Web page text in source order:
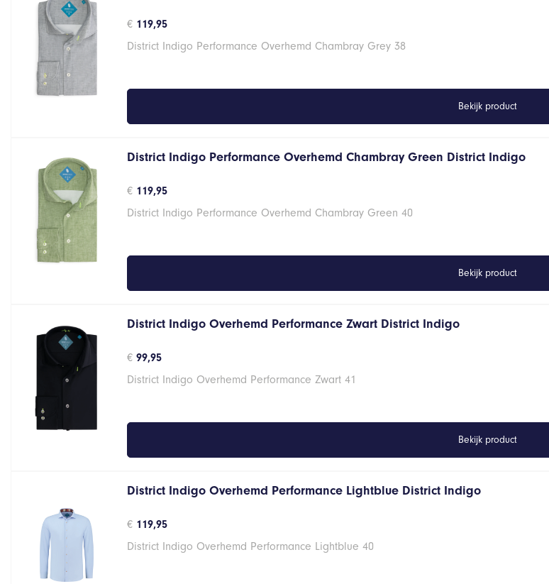
€ 119,95
District Indigo Performance Overhemd Chambray Grey 38
Bekijk product
District Indigo Performance Overhemd Chambray Green District Indigo
€ 119,95
District Indigo Performance Overhemd Chambray Green 40
Bekijk product
District Indigo Overhemd Performance Zwart District Indigo
€ 99,95
District Indigo Overhemd Performance Zwart 41
Bekijk product
District Indigo Overhemd Performance Lightblue District Indigo
€ 119,95
District Indigo Overhemd Performance Lightblue 40